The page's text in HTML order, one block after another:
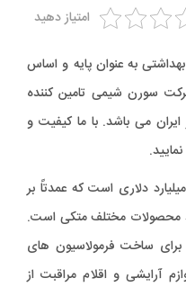
امتیاز دهید
به عنوان پایه و اساس
سورن شیمی تامین کننده
ایران می باشد. با ما کیفیت و
دلاری است که عمدتاً بر
محصولات مختلف متکی است.
برای ساخت فرمولاسیون های
آرایشی و اقلام مراقبت از